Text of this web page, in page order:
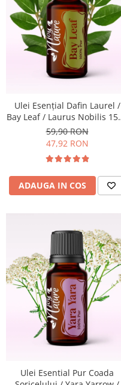
Ulei Esenţial Dafin Laurel /
Bay Leaf / Laurus Nobilis 15ml
- Aromaterapie Sigura | nJoy
Nature
59,90 RON
47,92 RON
ADAUGA IN COS
Ulei Esential Pur Coada